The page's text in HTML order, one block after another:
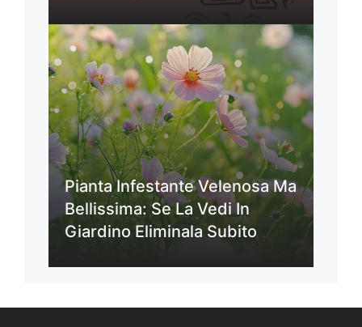
Pianta Infestante Velenosa Ma
Bellissima: Se La Vedi In
Giardino Eliminala Subito